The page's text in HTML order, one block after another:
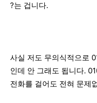
?는 겁니다.
사실 저도 무의식적으로
인데 안 그래도 됩니다.
전화를 걸어도 전혀 문제